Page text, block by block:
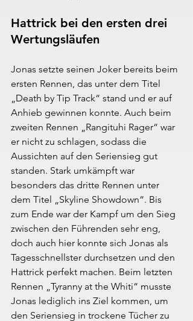
Hattrick bei den ersten drei
Wertungsläufen
Jonas setzte seinen Joker bereits beim
ersten Rennen, das unter dem Titel
„Death by Tip Track“ stand und er auf
Anhieb gewinnen konnte. Auch beim
zweiten Rennen „Rangituhi Rager“ war
er nicht zu schlagen, sodass die
Aussichten auf den Seriensieg gut
standen. Stark umkämpft war
besonders das dritte Rennen unter
dem Titel „Skyline Showdown“. Bis
zum Ende war der Kampf um den Sieg
zwischen den Führenden sehr eng,
doch auch hier konnte sich Jonas als
Tagesschnellster durchsetzen und den
Hattrick perfekt machen. Beim letzten
Rennen „Tyranny at the Whiti“ musste
Jonas lediglich ins Ziel kommen, um
den Seriensieg in trockene Tücher zu